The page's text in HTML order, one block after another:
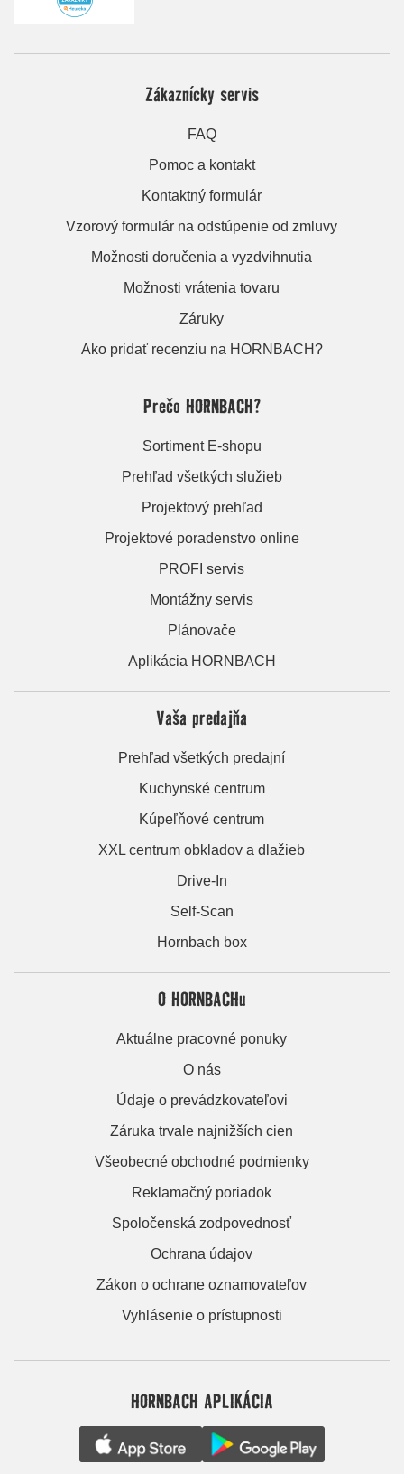
Zákaznícky servis
FAQ
Pomoc a kontakt
Kontaktný formulár
Vzorový formulár na odstúpenie od zmluvy
Možnosti doručenia a vyzdvihnutia
Možnosti vrátenia tovaru
Záruky
Ako pridať recenziu na HORNBACH?
Prečo HORNBACH?
Sortiment E-shopu
Prehľad všetkých služieb
Projektový prehľad
Projektové poradenstvo online
PROFI servis
Montážny servis
Plánovače
Aplikácia HORNBACH
Vaša predajňa
Prehľad všetkých predajní
Kuchynské centrum
Kúpeľňové centrum
XXL centrum obkladov a dlažieb
Drive-In
Self-Scan
Hornbach box
O HORNBACHu
Aktuálne pracovné ponuky
O nás
Údaje o prevádzkovateľovi
Záruka trvale najnižších cien
Všeobecné obchodné podmienky
Reklamačný poriadok
Spoločenská zodpovednosť
Ochrana údajov
Zákon o ochrane oznamovateľov
Vyhlásenie o prístupnosti
HORNBACH APLIKÁCIA